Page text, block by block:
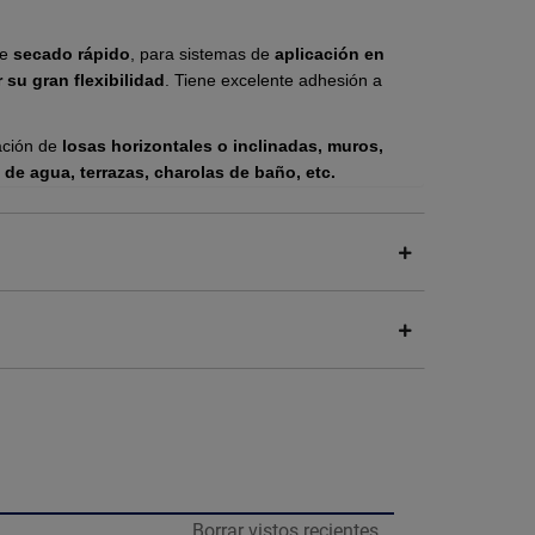
secado rápido , para sistemas deaplicación en
su gran flexibilidad . Tiene excelente adhesión a
de losas horizontales o inclinadas, muros,
agua, terrazas, charolas de baño, etc.
asfálticos, así como pararejuvenecer